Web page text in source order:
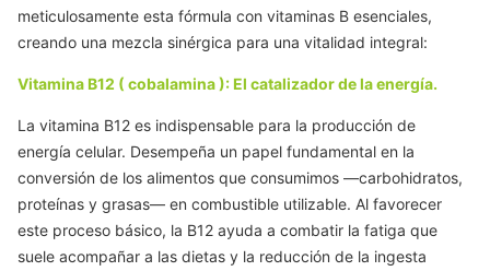
meticulosamente esta fórmula con vitaminas B esenciales,
creando una mezcla sinérgica para una vitalidad integral:
Vitamina B12 ( cobalamina): El catalizador de la energía.
La vitamina B12 es indispensable para la producción de
energía celular. Desempeña un papel fundamental en la
conversión de los alimentos que consumimos —carbohidratos,
proteínas y grasas— en combustible utilizable. Al favorecer
este proceso básico, la B12 ayuda a combatir la fatiga que
suele acompañar a las dietas y la reducción de la ingesta